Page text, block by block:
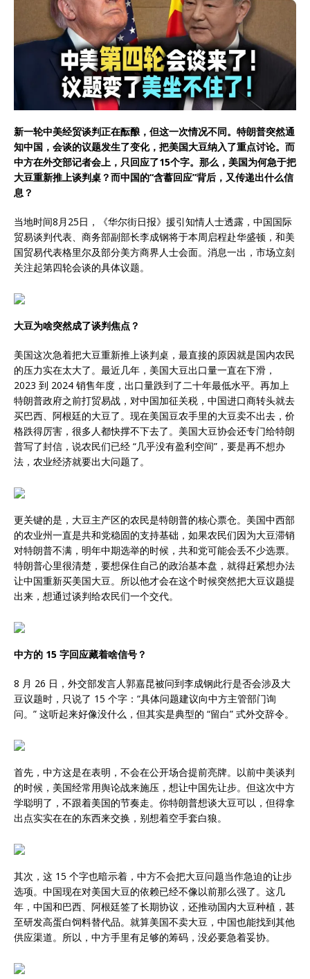
新一轮中美经贸谈判正在酝酿，但这一次情况不同。特朗普突然通
知中国，会谈的议题发生了变化，把美国大豆纳入了重点讨论。而
中方在外交部记者会上，只回应了15个字。那么，美国为何急于把
大豆重新推上谈判桌？而中国的“含蓄回应”背后，又传递出什么信
息？
当地时间8月25日，《华尔街日报》援引知情人士透露，中国国际
贸易谈判代表、商务部副部长李成钢将于本周启程赴华盛顿，和美
国贸易代表格里尔及部分美方商界人士会面。消息一出，市场立刻
关注起第四轮会谈的具体议题。
大豆为啥突然成了谈判焦点？
美国这次急着把大豆重新推上谈判桌，最直接的原因就是国内农民
的压力实在太大了。最近几年，美国大豆出口量一直在下滑，
2023 到 2024 销售年度，出口量跌到了二十年最低水平。再加上
特朗普政府之前打贸易战，对中国加征关税，中国进口商转头就去
买巴西、阿根廷的大豆了。现在美国豆农手里的大豆卖不出去，价
格跌得厉害，很多人都快撑不下去了。美国大豆协会还专门给特朗
普写了封信，说农民们已经 “几乎没有盈利空间”，要是再不想办
法，农业经济就要出大问题了。
更关键的是，大豆主产区的农民是特朗普的核心票仓。美国中西部
的农业州一直是共和党稳固的支持基础，如果农民们因为大豆滞销
对特朗普不满，明年中期选举的时候，共和党可能会丢不少选票。
特朗普心里很清楚，要想保住自己的政治基本盘，就得赶紧想办法
让中国重新买美国大豆。所以他才会在这个时候突然把大豆议题提
出来，想通过谈判给农民们一个交代。
中方的 15 字回应藏着啥信号？
8 月 26 日，外交部发言人郭嘉昆被问到李成钢此行是否会涉及大
豆议题时，只说了 15 个字：“具体问题建议向中方主管部门询
问。” 这听起来好像没什么，但其实是典型的 “留白” 式外交辞令。
首先，中方这是在表明，不会在公开场合提前亮牌。以前中美谈判
的时候，美国经常用舆论战来施压，想让中国先让步。但这次中方
学聪明了，不跟着美国的节奏走。你特朗普想谈大豆可以，但得拿
出点实实在在的东西来交换，别想着空手套白狼。
其次，这 15 个字也暗示着，中方不会把大豆问题当作急迫的让步
选项。中国现在对美国大豆的依赖已经不像以前那么强了。这几
年，中国和巴西、阿根廷签了长期协议，还推动国内大豆种植，甚
至研发高蛋白饲料替代品。就算美国不卖大豆，中国也能找到其他
供应渠道。所以，中方手里有足够的筹码，没必要急着妥协。